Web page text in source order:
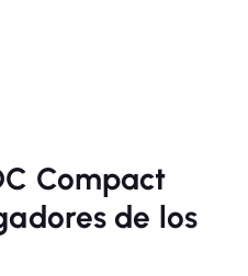
Compact
de los